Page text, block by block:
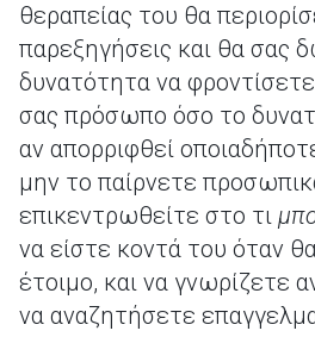
θεραπείας του θα
παρεξηγήσεις και θα σας
δυνατότητα να
σας πρόσωπο όσο το
αν απορριφθεί
μην το παίρνετε
επικεντρωθείτε στο τι
να είστε κοντά του όταν
έτοιμο, και να γνωρίζετε
να αναζητήσετε